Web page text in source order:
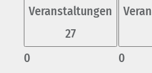
Veranstaltungen
27
0
0